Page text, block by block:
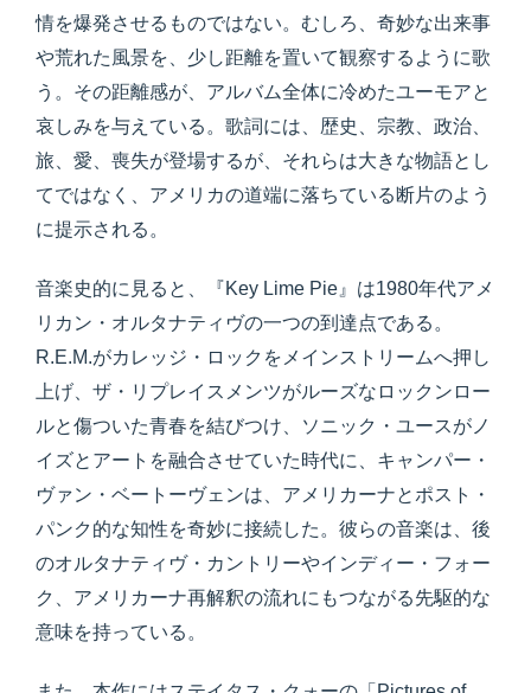
情を爆発させるものではない。むしろ、奇妙な出来事
や荒れた風景を、少し距離を置いて観察するように歌
う。その距離感が、アルバム全体に冷めたユーモアと
哀しみを与えている。歌詞には、歴史、宗教、政治、
旅、愛、喪失が登場するが、それらは大きな物語とし
てではなく、アメリカの道端に落ちている断片のよう
に提示される。
音楽史的に見ると、『Key Lime Pie』は1980年代アメ
リカン・オルタナティヴの一つの到達点である。
R.E.M.がカレッジ・ロックをメインストリームへ押し
上げ、ザ・リプレイスメンツがルーズなロックンロー
ルと傷ついた青春を結びつけ、ソニック・ユースがノ
イズとアートを融合させていた時代に、キャンパー・
ヴァン・ベートーヴェンは、アメリカーナとポスト・
パンク的な知性を奇妙に接続した。彼らの音楽は、後
のオルタナティヴ・カントリーやインディー・フォー
ク、アメリカーナ再解釈の流れにもつながる先駆的な
意味を持っている。